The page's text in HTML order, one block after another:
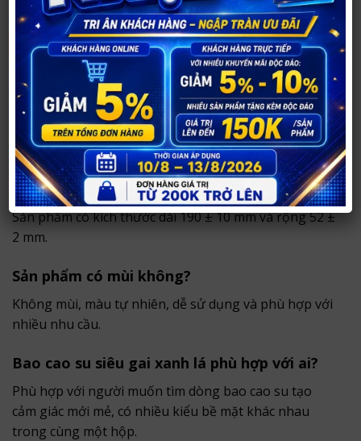
nhau.
Ba màu xanh lá, xanh dương và hồng có
khác nhau không?
Khác nhau ở màu hộp, còn chức năng sử dụng là như
nhau.
Size của bao cao su siêu gai xanh lá là bao
nhiêu?
Sản phẩm có kích thước dài 190 ± 10 mm và rộng 52 ±
2 mm.
Sản phẩm có mùi không?
Không mùi, màu tự nhiên, dễ sử dụng và phù hợp với
nhiều nhu cầu.
Bao cao su siêu gai xanh lá phù hợp với ai?
Phù hợp với người muốn tìm dòng bao cao su tạo
cảm giác mới mẻ, có nhiều kiểu bề mặt khác nhau
trong cùng một hộp.